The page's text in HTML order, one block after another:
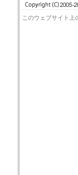
このウェブサイト上